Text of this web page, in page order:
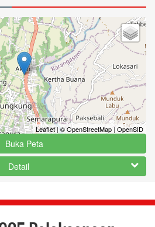
Leaflet|© OpenStreetMap|OpenSID
Buka Peta
Detail